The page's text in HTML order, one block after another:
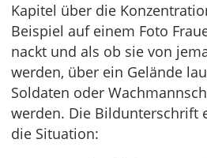
Kapitel über die
Beispiel auf einem Foto
nackt und als ob sie von
werden, über ein Gelände
Soldaten oder
werden. Die Bildunterschrift
die Situation: